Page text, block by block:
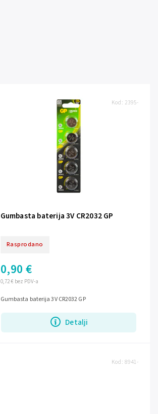
Gumbasta baterija 3V CR2032 GP
Rasprodano
0,72 € bez PDV-a
0,90 €
Detalji
Gumbasta baterija 3V CR2032 GP
Kod: 2395-
Kod: 8941-